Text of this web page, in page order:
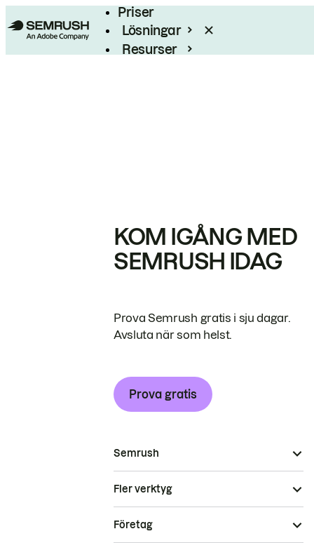
Priser
Lösningar
Resurser
KOM IGÅNG MED
SEMRUSH IDAG
Prova Semrush gratis i sju dagar.
Avsluta när som helst.
Prova gratis
Semrush
Fler verktyg
Företag